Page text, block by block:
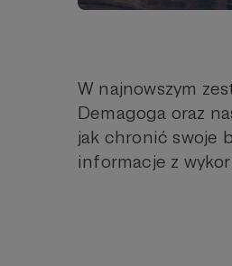
W najnowszym
Demagoga oraz
jak chronić swoje
informacje z